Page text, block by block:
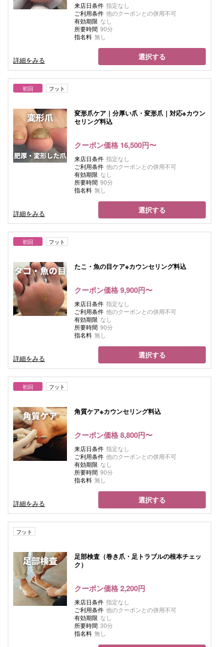
来店日条件 指定なし
ご利用条件 他のクーポンとの併用不可
有効期限 なし
所要時間 90分
指名料 無し
詳細をみる 選択する
初回 フット
変形爪ケア｜分厚い爪・変形爪｜対応※カウン
セリング料込
クーポン価格 16,500円〜
来店日条件 指定なし
ご利用条件 他のクーポンとの併用不可
有効期限 なし
所要時間 90分
指名料 無し
詳細をみる 選択する
初回 フット
たこ・魚の目ケア※カウンセリング料込
クーポン価格 9,900円〜
来店日条件 指定なし
ご利用条件 他のクーポンとの併用不可
有効期限 なし
所要時間 90分
指名料 無し
詳細をみる 選択する
初回 フット
角質ケア※カウンセリング料込
クーポン価格 8,800円〜
来店日条件 指定なし
ご利用条件 他のクーポンとの併用不可
有効期限 なし
所要時間 90分
指名料 無し
詳細をみる 選択する
フット
足部検査（巻き爪・足トラブルの根本チェッ
ク）
クーポン価格 2,200円
来店日条件 指定なし
ご利用条件 他のクーポンとの併用不可
有効期限 なし
所要時間 30分
指名料 無し